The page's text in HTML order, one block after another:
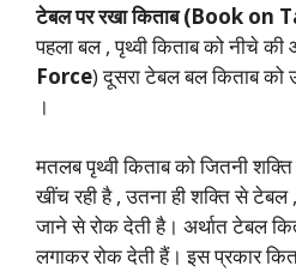
टेबल पर रखा किताब (Book on
पहला बल , पृथ्वी किताब को नीचे
Force) दूसरा टेबल बल किताब को
।
मतलब पृथ्वी किताब को जितनी
खींच रही है , उतना ही शक्ति से टेबल
जाने से रोक देती है। अर्थात टेबल
लगाकर रोक देती हैं। इस प्रकार